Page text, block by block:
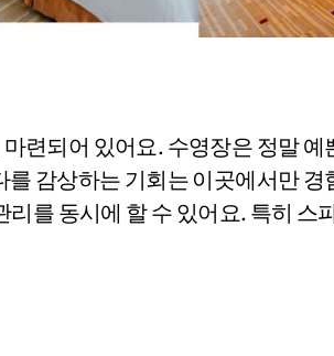
련되어 있어요. 수영장은 정말
감상하는 기회는 이곳에서만
리를 동시에 할 수 있어요. 특히 스